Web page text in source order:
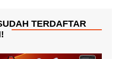
TERDAFTAR